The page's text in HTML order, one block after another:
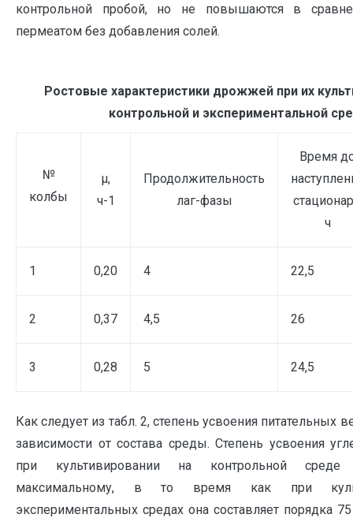
контрольной пробой, но не повышаются в
пермеатом без добавления солей.
Ростовые характеристики дрожжей при их
контрольной и экспериментальной
№
колбы
μ,
ч-1
Продолжительность
лаг-фазы
Время
ч
1 0,20 4 22,5
2 0,37 4,5 26
3 0,28 5 24,5
Как следует из табл. 2, степень усвоения питательных
зависимости от состава среды. Степень усвоения
при культивировании на контрольной среде
максимальному, в то время как при
экспериментальных средах она составляет порядка